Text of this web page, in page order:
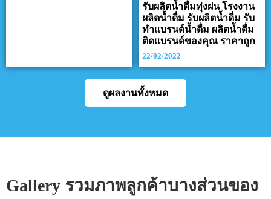
รับผลิตน้ำดื่มทุ่งฝน โรงงาน
ผลิตน้ำดื่ม รับผลิตน้ำดื่ม รับ
ทำแบรนด์น้ำดื่ม ผลิตน้ำดื่ม
ติดแบรนด์ของคุณ ราคาถูก
22/02/2022
ดูผลงานทั้งหมด
Gallery รวมภาพลูกค้าบางส่วนของ